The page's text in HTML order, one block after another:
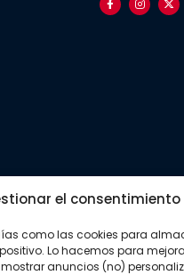
el consentimiento
como las cookies para
Lo hacemos para
anuncios (no)